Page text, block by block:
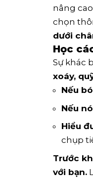
nâng
chọn
dưới
Học
Sự khác
xoáy,
Nếu
Nếu
Hiểu
chụp
Trước
với bạn.